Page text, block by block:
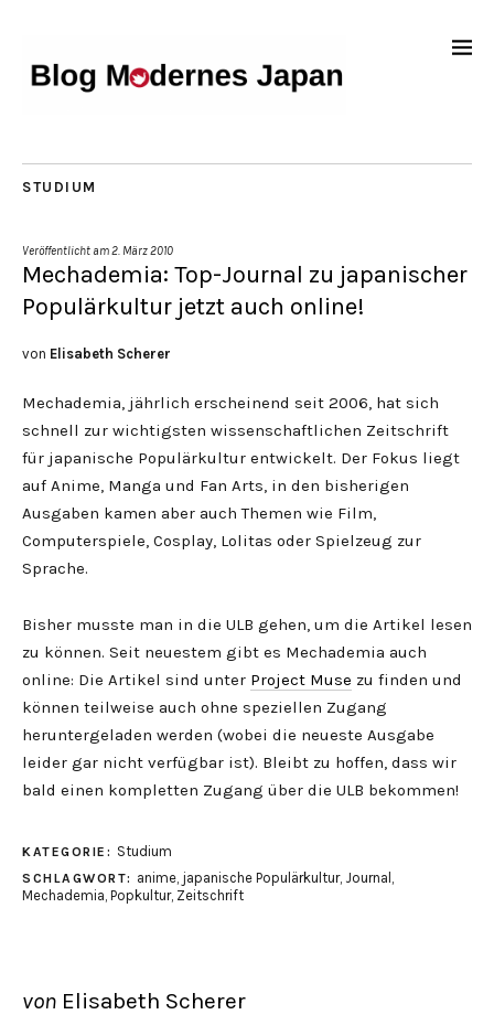
STUDIUM
Veröffentlicht am2. März 2010
Mechademia: Top-Journal zu japanischer
Populärkultur jetzt auch online!
von Elisabeth Scherer
Mechademia, jährlich erscheinend seit 2006, hat sich
schnell zur wichtigsten wissenschaftlichen Zeitschrift
für japanische Populärkultur entwickelt. Der Fokus liegt
auf Anime, Manga und Fan Arts, in den bisherigen
Ausgaben kamen aber auch Themen wie Film,
Computerspiele, Cosplay, Lolitas oder Spielzeug zur
Sprache.
Bisher musste man in die ULB gehen, um die Artikel lesen
zu können. Seit neuestem gibt es Mechademia auch
online: Die Artikel sind unter Project Muse zu finden und
können teilweise auch ohne speziellen Zugang
heruntergeladen werden (wobei die neueste Ausgabe
leider gar nicht verfügbar ist). Bleibt zu hoffen, dass wir
bald einen kompletten Zugang über die ULB bekommen!
KATEGORIE: Studium
SCHLAGWORT: anime, japanische Populärkultur, Journal ,
Mechademia, Popkultur, Zeitschrift
von Elisabeth Scherer